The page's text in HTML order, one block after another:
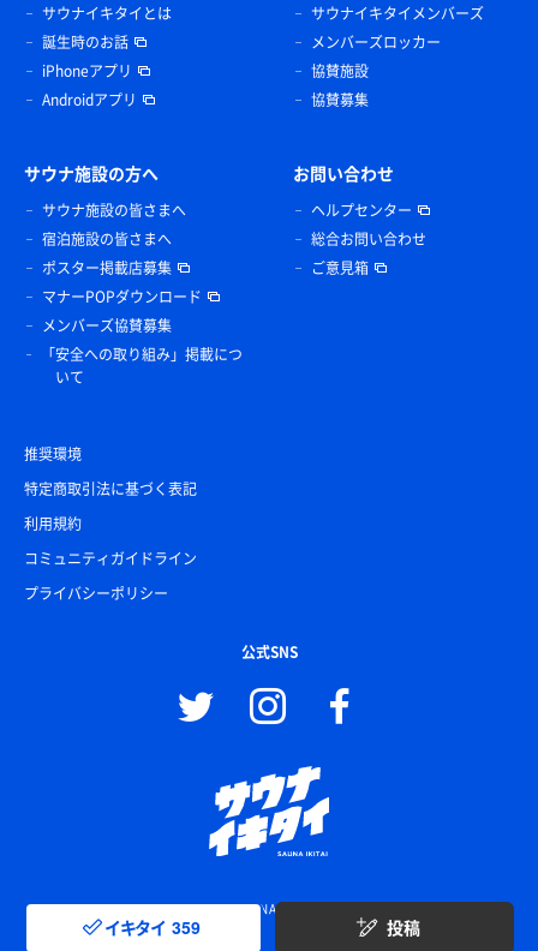
イキタイ 359 投稿
サウナイキタイとは
誕生時のお話
iPhoneアプリ
Androidアプリ
サウナイキタイメンバーズ
メンバーズロッカー
協賛施設
協賛募集
サウナ施設の方へ
サウナ施設の皆さまへ
宿泊施設の皆さまへ
ポスター掲載店募集
マナーPOPダウンロード
メンバーズ協賛募集
「安全への取り組み」掲載につ
いて
お問い合わせ
ヘルプセンター
総合お問い合わせ
ご意見箱
推奨環境
特定商取引法に基づく表記
利用規約
コミュニティガイドライン
プライバシーポリシー
公式SNS
© SAUNA IKITAI